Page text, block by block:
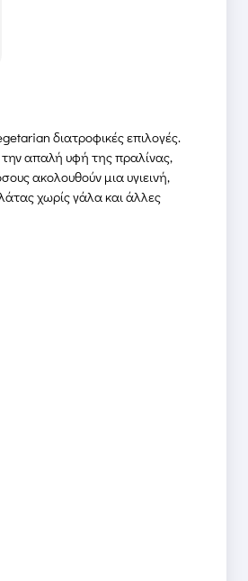
διατροφικές επιλογές.
την απαλή υφή της πραλίνας,
ακολουθούν μια υγιεινή,
χωρίς γάλα και άλλες